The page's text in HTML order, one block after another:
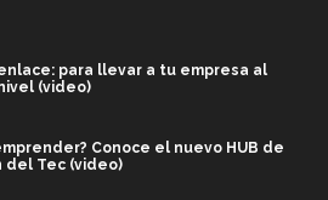
para llevar a tu empresa al
(video)
Conoce el nuevo HUB de
del Tec (video)